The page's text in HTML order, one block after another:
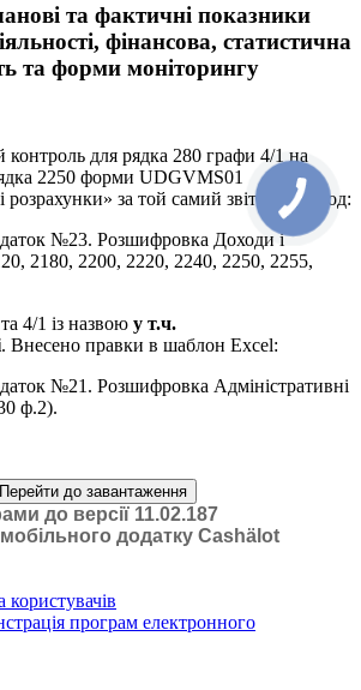
та фактичні показники
фінансова, статистична
та форми моніторингу
контроль для рядка 280 графи 4/1 на
2250 форми UDGVMS01
за той самий звітний період:
№23. Розшифpовка Доходи i
2180, 2200, 2220, 2240, 2250, 2255,
4/1 із назвою у т.ч.
. Внесено правки в шаблон Excel:
№21. Розшифpовка Адмiнiстpативнi
ф.2).
Перейти до завантаження
до версії 11.02.187
додатку Cashӓlot
користувачів
програм електронного